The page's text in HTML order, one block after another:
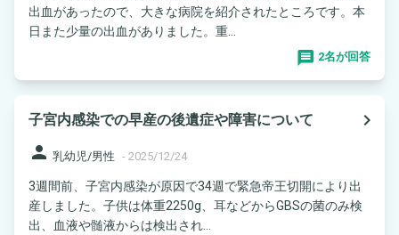
出血があったので、大きな病院を紹介されたところです。本
日また少量の出血がありました。重...
2名が回答
子宮内感染での早産の後遺症や障害について
navigate_next
person 乳幼児/男性 - 2025/12/24
3週間前、子宮内感染が原因で34週で緊急帝王切開により出
産しました。子供は体重2250g、耳などからGBSの菌のみ検
出、血液や髄液からは検出され...